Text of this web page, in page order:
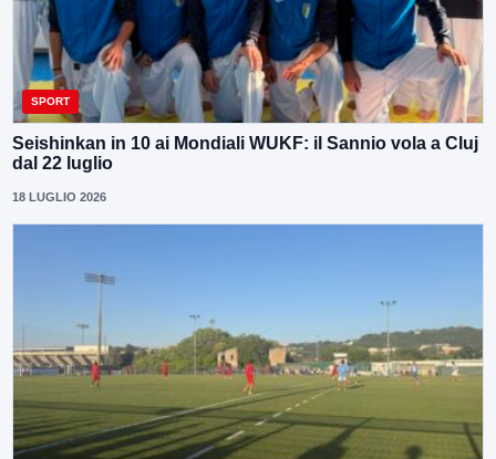
SPORT
Seishinkan in 10 ai Mondiali WUKF: il Sannio vola a Cluj
dal 22 luglio
18 LUGLIO 2026